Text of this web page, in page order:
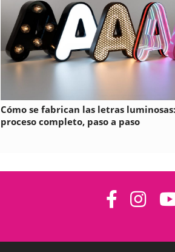
Cómo se fabrican las letras
proceso completo, paso a paso